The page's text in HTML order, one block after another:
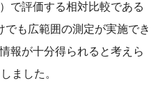
で評価する相対比較である
でも広範囲の測定が実施でき
報が十分得られると考えら
ました。